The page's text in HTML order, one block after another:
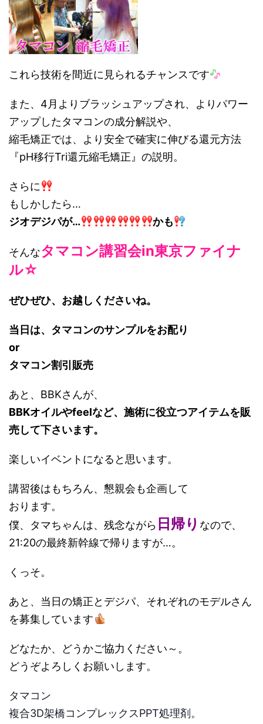
これら技術を間近に見られるチャンスです
また、4月よりブラッシュアップされ、よりパワー
アップしたタマコンの成分解説や、
縮毛矯正では、より安全で確実に伸びる還元方法
『pH移行Tri還元縮毛矯正』の説明。
さらに
もしかしたら…
ジオデジパが…
かも
そんなタマコン講習会in東京ファイナ
ル☆
ぜひぜひ、お越しくださいね。
当日は、タマコンのサンプルをお配り
or
タマコン割引販売
あと、BBKさんが、
BBKオイルやfeelなど、施術に役立つアイテムを販
売して下さいます。
楽しいイベントになると思います。
講習後はもちろん、懇親会も企画して
おります。
僕、タマちゃんは、残念ながら 日帰り なので、
21:20の最終新幹線で帰りますが…。
くっそ。
あと、当日の矯正とデジパ、それぞれのモデルさん
を募集しています
どなたか、どうかご協力ください～。
どうぞよろしくお願いします。
タマコン
複合3D架橋コンプレックスPPT処理剤。